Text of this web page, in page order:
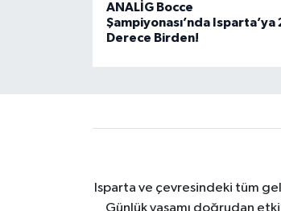
ANALİG Bocce
Şampiyonası’nda Isparta’ya
Derece Birden!
Isparta ve çevresindeki tüm